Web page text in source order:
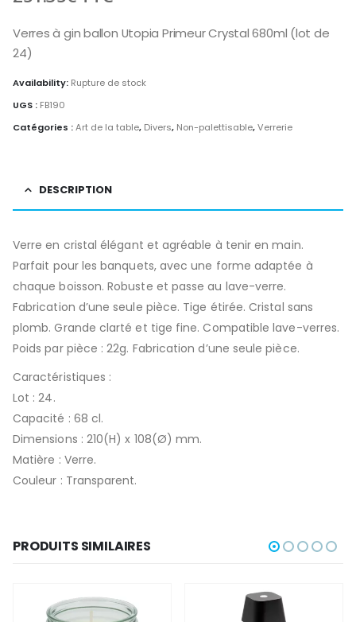
Verres à gin ballon Utopia Primeur Crystal 680ml (lot de
24)
Availability: Rupture de stock
UGS : FB190
Catégories :Art de la table, Divers, Non-palettisable,Verrerie
DESCRIPTION
Verre en cristal élégant et agréable à tenir en main.
Parfait pour les banquets, avec une forme adaptée à
chaque boisson. Robuste et passe au lave-verre.
Fabrication d’une seule pièce. Tige étirée. Cristal sans
plomb. Grande clarté et tige fine. Compatible lave-verres.
Poids par pièce : 22g. Fabrication d’une seule pièce.
Caractéristiques :
Lot : 24.
Capacité : 68 cl.
Dimensions : 210(H) x 108(Ø) mm.
Matière : Verre.
Couleur : Transparent.
PRODUITS SIMILAIRES